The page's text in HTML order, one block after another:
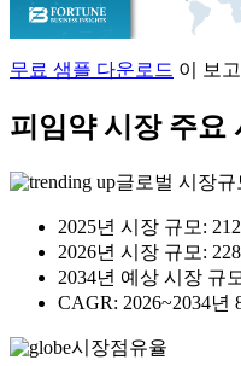
무료 샘플 다운로드 이 보
피임약 시장 주요
글로벌 시장
2025년 시장 규모:
2026년 시장 규모:
2034년 예상 시장 규
CAGR: 2026~2034년
시장점유율